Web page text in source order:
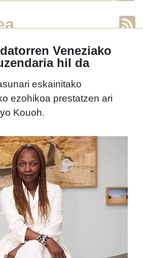
Veneziako
hil da
eskainitako
ezohikoa prestatzen ari
Kouoh.